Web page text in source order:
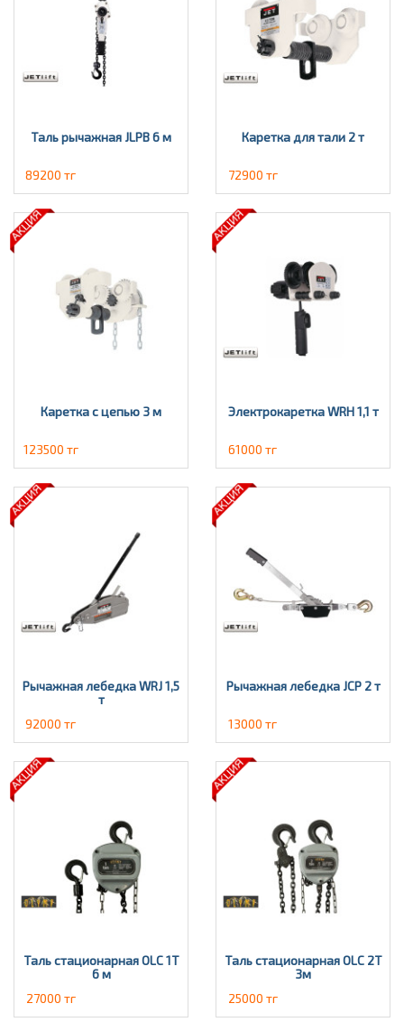
Таль рычажная JLPВ 6 м
89200 тг
Каретка для тали 2 т
72900 тг
Каретка с цепью 3 м
123500 тг
Электрокаретка WRH 1,1 т
61000 тг
Рычажная лебедка WRJ 1,5
т
92000 тг
Рычажная лебедка JCP 2 т
13000 тг
Таль стационарная OLC 1Т
6 м
27000 тг
Таль стационарная OLC 2T
3м
25000 тг